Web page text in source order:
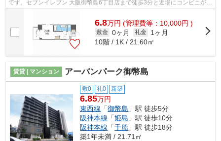
です。セブンイレブン 大阪御幣島6丁目店まで徒歩3分と近場にコンビニがあ
6.8万円 (管理費等：10,000円 )
敷金 0ヶ月 礼金
1ヶ月
10階 / 1K / 21.60㎡
賃貸 | マンション アーバンパーク御幣島
敷0 礼0 新築
6.85万円
東西線 「御幣島 」駅 徒歩5分
阪神本線 「姫島 」駅 徒歩10分
阪神本線 「千船 」駅 徒歩18分
築1年未満 / 21.71㎡